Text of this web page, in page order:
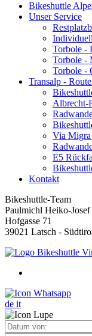
Bikeshuttle
Unser Service
Torbole -
Torbole -
Torbole -
Transalp -
Albrecht-
Via Migra
E5
Kontakt
Bikeshuttle-Team
Paulmichl Heiko-Josef
Hofgasse 71
39021 Latsch -
de it